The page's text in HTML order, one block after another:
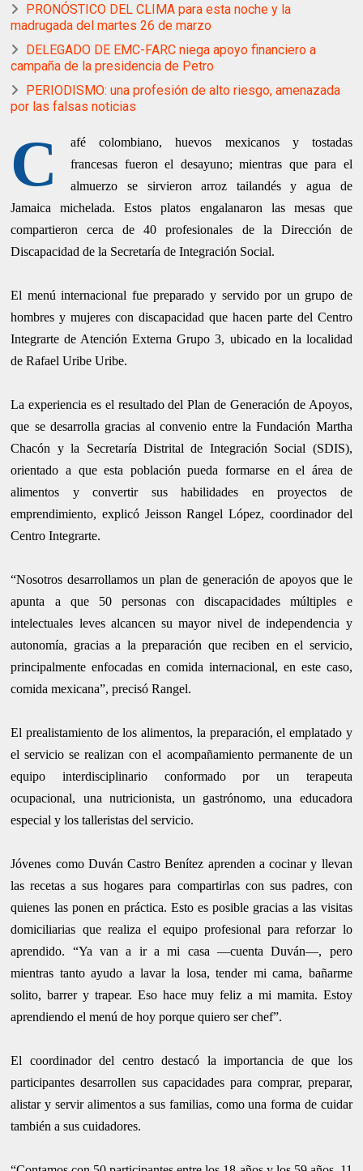
PRONÓSTICO DEL CLIMA para esta noche y la
madrugada del martes 26 de marzo
DELEGADO DE EMC-FARC niega apoyo financiero a
campaña de la presidencia de Petro
PERIODISMO: una profesión de alto riesgo, amenazada
por las falsas noticias
C
afé colombiano, huevos mexicanos y tostadas
francesas fueron el desayuno; mientras que para el
almuerzo se sirvieron arroz tailandés y agua de
Jamaica michelada. Estos platos engalanaron las mesas que
compartieron cerca de 40 profesionales de la Dirección de
Discapacidad de la Secretaría de Integración Social.
El menú internacional fue preparado y servido por un grupo de
hombres y mujeres con discapacidad que hacen parte del Centro
Integrarte de Atención Externa Grupo 3, ubicado en la localidad
de Rafael Uribe Uribe.
La experiencia es el resultado del Plan de Generación de Apoyos,
que se desarrolla gracias al convenio entre la Fundación Martha
Chacón y la Secretaría Distrital de Integración Social (SDIS),
orientado a que esta población pueda formarse en el área de
alimentos y convertir sus habilidades en proyectos de
emprendimiento, explicó Jeisson Rangel López, coordinador del
Centro Integrarte.
“Nosotros desarrollamos un plan de generación de apoyos que le
apunta a que 50 personas con discapacidades múltiples e
intelectuales leves alcancen su mayor nivel de independencia y
autonomía, gracias a la preparación que reciben en el servicio,
principalmente enfocadas en comida internacional, en este caso,
comida mexicana”, precisó Rangel.
El prealistamiento de los alimentos, la preparación, el emplatado y
el servicio se realizan con el acompañamiento permanente de un
equipo interdisciplinario conformado por un terapeuta
ocupacional, una nutricionista, un gastrónomo, una educadora
especial y los talleristas del servicio.
Jóvenes como Duván Castro Benítez aprenden a cocinar y llevan
las recetas a sus hogares para compartirlas con sus padres, con
quienes las ponen en práctica. Esto es posible gracias a las visitas
domiciliarias que realiza el equipo profesional para reforzar lo
aprendido. “Ya van a ir a mi casa —cuenta Duván—, pero
mientras tanto ayudo a lavar la losa, tender mi cama, bañarme
solito, barrer y trapear. Eso hace muy feliz a mi mamita. Estoy
aprendiendo el menú de hoy porque quiero ser chef”.
El coordinador del centro destacó la importancia de que los
participantes desarrollen sus capacidades para comprar, preparar,
alistar y servir alimentos a sus familias, como una forma de cuidar
también a sus cuidadores.